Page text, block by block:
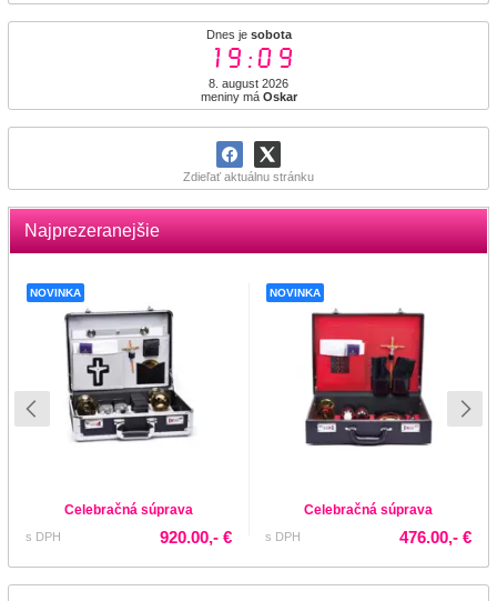
Dnes je sobota
19:09
8. august 2026
meniny má Oskar
Zdieľať aktuálnu stránku
Najprezeranejšie
NOVINKA
Celebračná súprava
s DPH 920.00,- €
NOVINKA
Celebračná súprava
s DPH 476.00,- €